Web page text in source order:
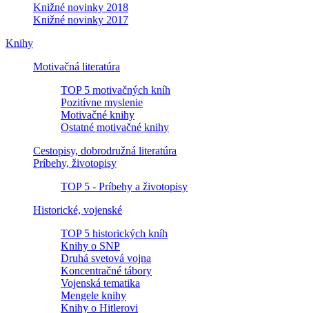
Knižné novinky 2018
Knižné novinky 2017
Knihy
Motivačná literatúra
TOP 5 motivačných kníh
Pozitívne myslenie
Motivačné knihy
Ostatné motivačné knihy
Cestopisy, dobrodružná literatúra
Príbehy, životopisy
TOP 5 - Príbehy a životopisy
Historické, vojenské
TOP 5 historických kníh
Knihy o SNP
Druhá svetová vojna
Koncentračné tábory
Vojenská tematika
Mengele knihy
Knihy o Hitlerovi